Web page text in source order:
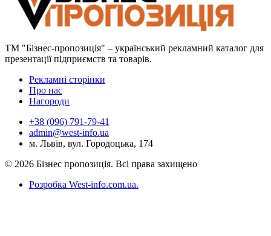
ТМ "Бізнес-пропозиція" – український рекламний каталог для
презентації підприємств та товарів.
Рекламні сторінки
Про нас
Нагороди
+38 (096) 791-79-41
admin@west-info.ua
м. Львів, вул. Городоцька, 174
© 2026 Бізнес пропозиція. Всі права захищено
Розробка West-info.com.ua.